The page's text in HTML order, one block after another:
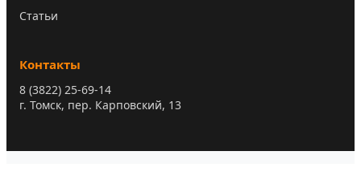
Статьи
Контакты
8 (3822) 25-69-14
г. Томск, пер. Карповский, 13